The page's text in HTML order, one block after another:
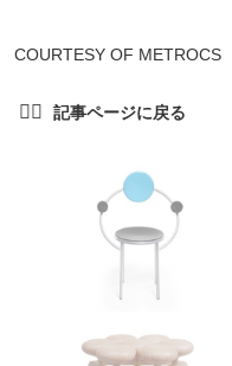
COURTESY OF METROCS